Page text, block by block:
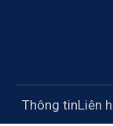
Thông tinLiên